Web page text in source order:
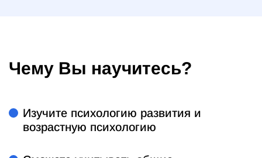
Чему Вы научитесь?
Изучите психологию развития и
возрастную психологию